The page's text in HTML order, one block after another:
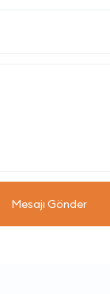
Mesajı Gönder